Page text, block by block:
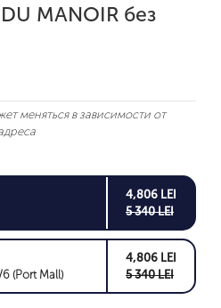
MANOIR без
меняться в зависимости от
4,806 LEI
5 340 LEI
(Port Mall)
4,806 LEI
5 340 LEI